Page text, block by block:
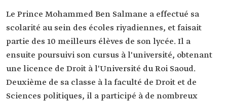
Le Prince Mohammed Ben Salmane a effectué sa
scolarité au sein des écoles riyadiennes, et faisait
partie des 10 meilleurs élèves de son lycée. Il a
ensuite poursuivi son cursus à l'université, obtenant
une licence de Droit à l'Université du Roi Saoud.
Deuxième de sa classe à la faculté de Droit et de
Sciences politiques, il a participé à de nombreux